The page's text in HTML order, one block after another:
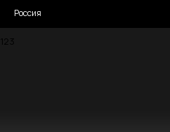
Россия
123